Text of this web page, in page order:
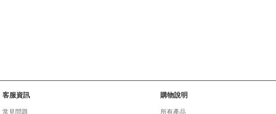
客服資訊
常見問題
購物說明
所有產品